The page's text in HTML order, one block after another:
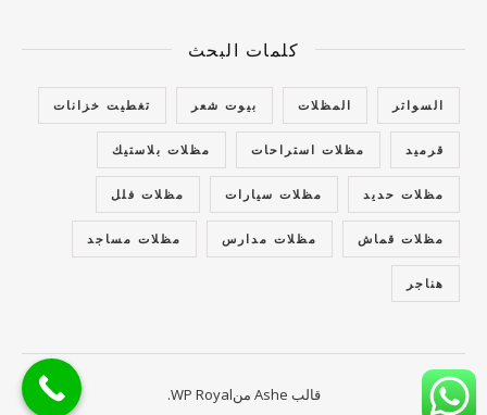
كلمات البحث
السواتر المظلات بيوت شعر تغطيت خزانات
قرميد مظلات استراحات مظلات بلاستيك
مظلات حديد مظلات سيارات مظلات فلل
مظلات قماش مظلات مدارس مظلات مساجد
هناجر
قالب Ashe من WP Royal
.